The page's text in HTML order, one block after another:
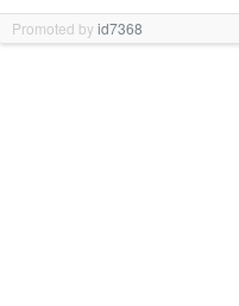
Promoted byid7368